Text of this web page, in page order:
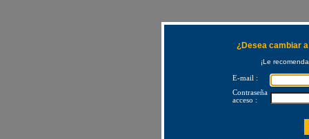
¿Desea cambiar
¡Le
E-mail :
Contraseña
acceso :